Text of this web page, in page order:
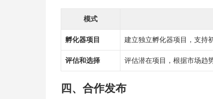
模式
孵化器项目 建立独立孵化器项目，支持
评估和选择 评估潜在项目，根据市场趋
四、合作发布